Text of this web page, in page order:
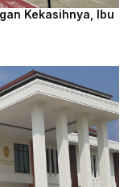
Kekasihnya, Ibu